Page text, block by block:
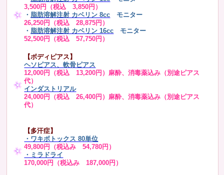
3,500円（税込 3,850円）
・ 脂肪溶解注射 カベリン 8cc モニター
26,250円（税込 28,875円）
・ 脂肪溶解注射 カベリン 16cc
モニター
52,500円（税込 57,750円）
【ボディピアス】
ヘソピアス、軟骨ピアス
12,000円（税込 13,200円）麻酔、消毒薬込み（別途ピアス
代）
インダストリアル
24,000円（税込 26,400円）麻酔、消毒薬込み（別途ピアス
代）
【多汗症】
・ ワキボトックス 80単位
49,800円（税込み 54,780円）
・ミラドライ
170,000円（税込み 187,000円）